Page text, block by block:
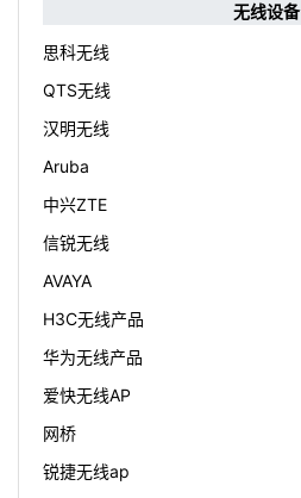
无线设备
思科无线
QTS无线
汉明无线
Aruba
中兴ZTE
信锐无线
AVAYA
H3C无线产品
华为无线产品
爱快无线AP
网桥
锐捷无线ap